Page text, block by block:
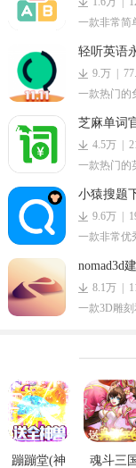
一款非常简
轻听英语
9.万 |
一款热门的
芝麻单词
4.5万 |
一款热门的
小猿搜题
9.6万 |
一款非常优
nomad3d
8.1万 |
一款3D雕
蹦蹦堂(神
魂斗三国